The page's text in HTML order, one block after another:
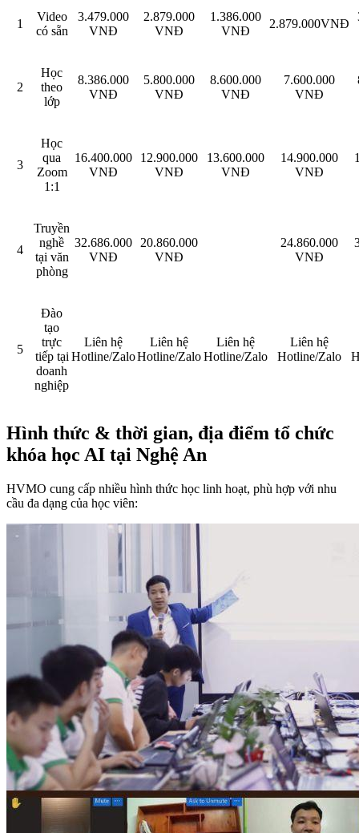
1
Video
có sẵn
3.479.000
VNĐ
2.879.000
VNĐ
1.386.000
VNĐ
2.879.000VNĐ
2
Học
theo
lớp
8.386.000
VNĐ
5.800.000
VNĐ
8.600.000
VNĐ
7.600.000
VNĐ
3
Học
qua
Zoom
1:1
16.400.000
VNĐ
12.900.000
VNĐ
13.600.000
VNĐ
14.900.000
VNĐ
4
Truyền
nghề
tại văn
phòng
32.686.000
VNĐ
20.860.000
VNĐ
24.860.000
VNĐ
5
Đào
tạo
trực
tiếp tại
doanh
nghiệp
Liên hệ
Hotline/Zalo
Liên hệ
Hotline/Zalo
Liên hệ
Hotline/Zalo
Liên hệ
Hotline/Zalo
Hình thức & thời gian, địa điểm tổ chức
khóa học AI tại Nghệ An
HVMO cung cấp nhiều hình thức học linh hoạt, phù hợp với nhu
cầu đa dạng của học viên: